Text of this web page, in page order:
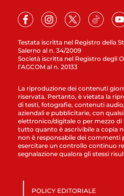
Testata iscritta nel Registro della
Salerno al n. 34/2009
Società iscritta nel Registro degli
l’AGCOM al n. 20133
La riproduzione dei contenuti
riservata. Pertanto, è vietata la
di testi, fotografie, contenuti
aziendali e pubblicitarie, con
elettronico/digitale o per mezzo
tutto quanto è ascrivibile a copia
non è responsabile dei commenti
esercitare un controllo continuo
segnalazione qualora gli stessi
POLICY EDITORIALE